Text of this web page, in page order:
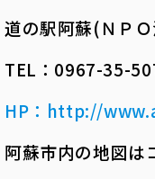
道の駅阿蘇(ＮＰ
TEL：0967-35-
HP ： http://
阿蘇市内の地図は